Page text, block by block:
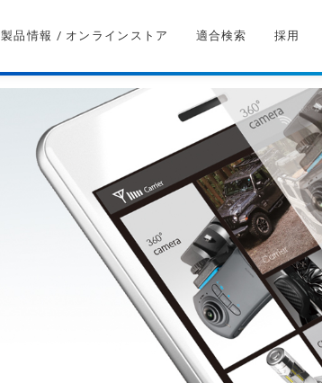
製品情報 / オンラインストア 適合検索 採用